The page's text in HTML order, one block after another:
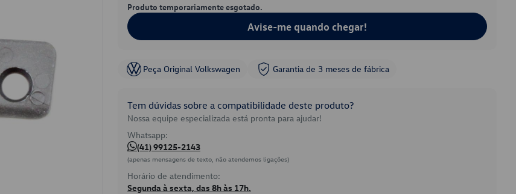
Produto temporariamente esgotado.
Avise-me quando chegar!
Peça Original Volkswagen Garantia de 3 meses de fábrica
Tem dúvidas sobre a compatibilidade deste produto?
Nossa equipe especializada está pronta para ajudar!
Whatsapp:
(41) 99125-2143
(apenas mensagens de texto, não atendemos ligações)
Horário de atendimento:
Segunda à sexta, das 8h às 17h.